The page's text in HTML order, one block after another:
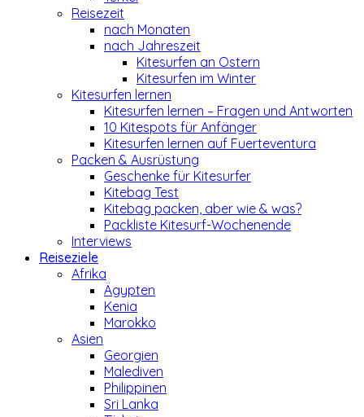
Reisezeit
nach Monaten
nach Jahreszeit
Kitesurfen an Ostern
Kitesurfen im Winter
Kitesurfen lernen
Kitesurfen lernen – Fragen und Antworten
10 Kitespots für Anfänger
Kitesurfen lernen auf Fuerteventura
Packen & Ausrüstung
Geschenke für Kitesurfer
Kitebag Test
Kitebag packen, aber wie & was?
Packliste Kitesurf-Wochenende
Interviews
Reiseziele
Afrika
Ägypten
Kenia
Marokko
Asien
Georgien
Malediven
Philippinen
Sri Lanka